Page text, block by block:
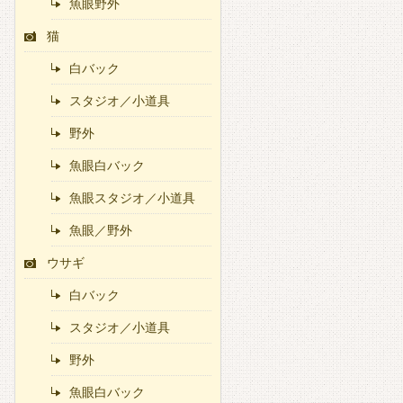
魚眼野外
猫
白バック
スタジオ／小道具
野外
魚眼白バック
魚眼スタジオ／小道具
魚眼／野外
ウサギ
白バック
スタジオ／小道具
野外
魚眼白バック